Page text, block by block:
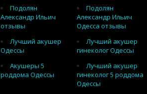
Подолян
Александр Ильич
отзывы
Подолян
Александр Ильич
Одесса отзывы
Лучший акушер
Одессы
Лучший акушер
гинеколог Одессы
Акушеры 5
роддома Одессы
Лучший акушер
гинеколог 5 роддома
Одессы